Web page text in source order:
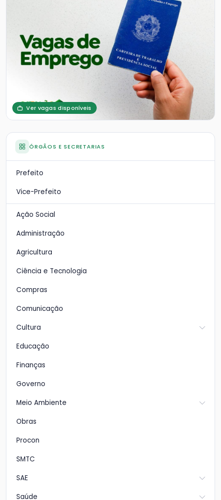
Ver vagas disponíveis
ÓRGÃOS E SECRETARIAS
Prefeito
Vice-Prefeito
Ação Social
Administração
Agricultura
Ciência e Tecnologia
Compras
Comunicação
Cultura
Educação
Finanças
Governo
Meio Ambiente
Obras
Procon
SMTC
SAE
Saúde